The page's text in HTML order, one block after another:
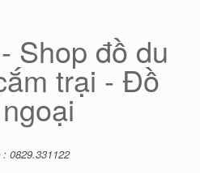
Shop đồ du
trại - Đồ
0829.331122